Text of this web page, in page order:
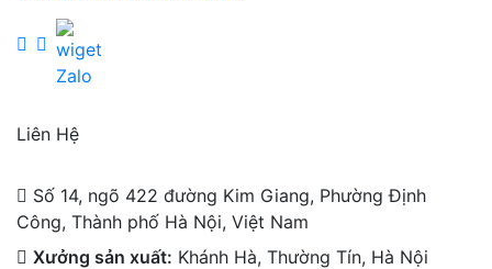
Liên Hệ
Số 14, ngõ 422 đường Kim Giang, Phường Định
Công, Thành phố Hà Nội, Việt Nam
Xưởng sản xuất: Khánh Hà, Thường Tín, Hà Nội